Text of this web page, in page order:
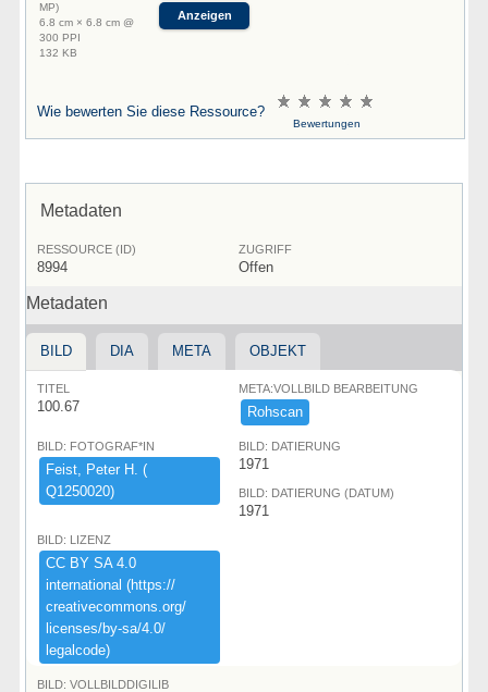
MP)
6.8 cm × 6.8 cm @
300 PPI
132 KB
Anzeigen
Wie bewerten Sie diese Ressource?
Bewertungen
Metadaten
RESSOURCE (ID)
8994
ZUGRIFF
Offen
Metadaten
BILD DIA META OBJEKT
TITEL
100.67
META:VOLLBILD BEARBEITUNG
Rohscan
BILD: FOTOGRAF*IN
Feist,​ ​Peter ​H.​ ​(​
Q1250020)​
BILD: DATIERUNG
1971
BILD: DATIERUNG (DATUM)
1971
BILD: LIZENZ
CC ​BY ​SA ​4.​0 ​
international ​(​https:​/​/​
creativecommons.​org/​
licenses/​by-​sa/​4.​0/​
legalcode)​
BILD: VOLLBILDDIGILIB